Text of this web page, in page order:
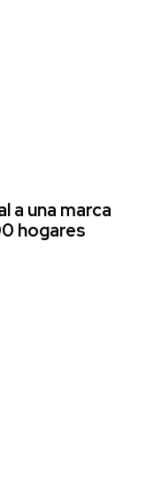
a una marca
hogares